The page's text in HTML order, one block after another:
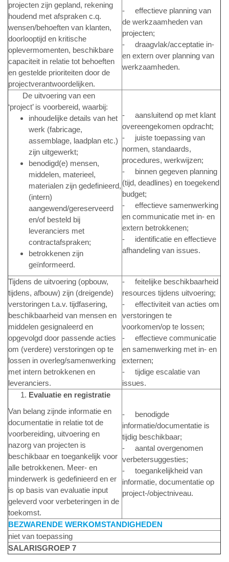
projecten zijn gepland, rekening
houdend met afspraken c.q.
wensen/behoeften van klanten,
doorlooptijd en kritische
oplevermomenten, beschikbare
capaciteit in relatie tot behoeften
en gestelde prioriteiten door de
projectverantwoordelijken.
- effectieve planning van
de werkzaamheden van
projecten;
- draagvlak/acceptatie in-
en extern over planning van
werkzaamheden.
De uitvoering van een
‘project’ is voorbereid, waarbij:
inhoudelijke details van het
werk (fabricage,
assemblage, laadplan etc.)
zijn uitgewerkt;
benodigd(e) mensen,
middelen, materieel,
materialen zijn gedefinieerd,
(intern)
aangewend/gereserveerd
en/of besteld bij
leveranciers met
contractafspraken;
betrokkenen zijn
geïnformeerd.
- aansluitend op met klant
overeen­gekomen opdracht;
- juiste toepassing van
normen, standaards,
procedures, werkwijzen;
- binnen gegeven planning
(tijd, deadlines) en toegekend
budget;
- effectieve samenwerking
en communicatie met in- en
extern betrokkenen;
- identificatie en effectieve
afhandeling van issues.
Tijdens de uitvoering (opbouw,
tijdens, afbouw) zijn (dreigende)
verstoringen t.a.v. tijdfasering,
beschikbaarheid van mensen en
middelen gesignaleerd en
opgevolgd door passende acties
om (verdere) verstoringen op te
lossen in overleg/samenwerking
met intern betrokkenen en
leveranciers.
- feitelijke beschikbaarheid
resources tijdens uitvoering;
- effectiviteit van acties om
verstoringen te
voorkomen/op te lossen;
- effectieve communicatie
en samenwerking met in- en
externen;
- tijdige escalatie van
issues.
Evaluatie en registratie
Van belang zijnde informatie en
documentatie in relatie tot de
voorbereiding, uitvoering en
nazorg van projecten is
beschikbaar en toegankelijk voor
alle betrokkenen. Meer- en
minderwerk is gedefinieerd en er
is op basis van evaluatie input
geleverd voor verbeteringen in de
toekomst.
- benodigde
informatie/documentatie is
tijdig beschikbaar;
- aantal overgenomen
verbetersuggesties;
- toegankelijkheid van
informatie, documentatie op
project-/objectniveau.
BEZWARENDE WERKOMSTANDIGHEDEN
niet van toepassing
SALARISGROEP 7